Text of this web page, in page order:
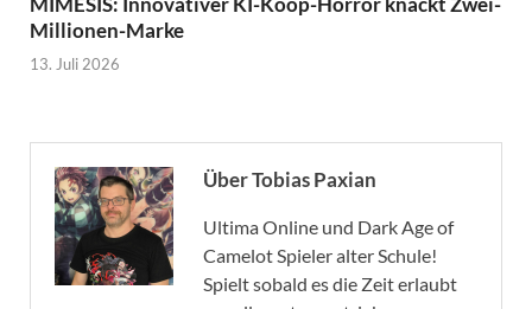
Millionen-Marke
13. Juli 2026
Über Tobias Paxian
Ultima Online und Dark Age of
Camelot Spieler alter Schule!
Spielt sobald es die Zeit erlaubt